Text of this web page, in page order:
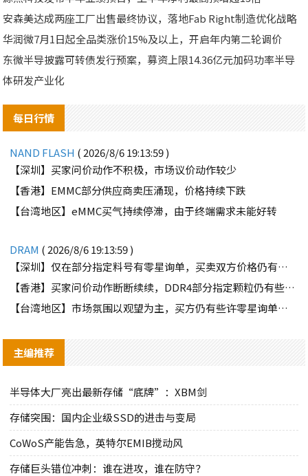
安森美达成两座工厂出售最终协议，落地Fab Right制造优化战略
华润微7月1日起全品类涨价15%及以上，开启年内第二轮调价
东微半导披露可转债发行预案，募资上限14.36亿元加码功率半导
体研发产业化
每日行情
NAND FLASH ( 2026/8/6 19:13:59 )
【深圳】买家问价动作不积极，市场议价动作较少
【香港】EMMC部分供应商卖压涌现，价格持续下跌
【台湾地区】eMMC买气持续停滞，由于终端需求未能好转
DRAM ( 2026/8/6 19:13:59 )
【深圳】仅在部分指定料号有零星询单，买卖双方价格仍有差距
【香港】买家问价动作断断续续，DDR4部分指定颗粒仍有些许询单
【台湾地区】市场氛围以观望为主，买方仍有些许零星询单释出
主编推荐
半导体大厂亮出最新存储“底牌”：XBM剑
存储突围：国内企业级SSD的进击与变局
CoWoS产能告急，英特尔EMIB搅动风
存储巨头错位冲刺：谁在进攻，谁在防守？